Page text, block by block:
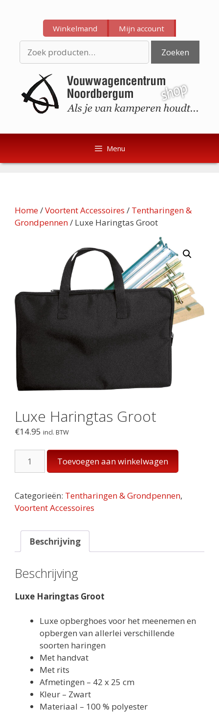
inhoud
inhoud
Winkelmand Mijn account
naar:
Zoeken
Menu
Home/Voortent Accessoires / Tentharingen &
Grondpennen/ Luxe Haringtas Groot
Luxe Haringtas Groot
€14.95 incl. BTW
Haringtas
aantal
Toevoegen aan winkelwagen
Categorieën: Tentharingen & Grondpennen,
Voortent Accessoires
Beschrijving
Beschrijving
Luxe Haringtas Groot
Luxe opberghoes voor het meenemen en
opbergen van allerlei verschillende
soorten haringen
Met handvat
Met rits
Afmetingen – 42 x 25 cm
Kleur – Zwart
Materiaal – 100 % polyester